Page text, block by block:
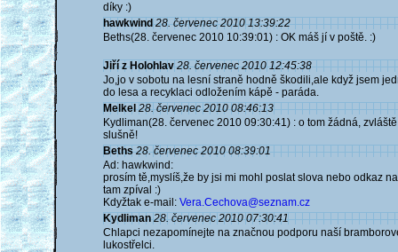
díky :)
hawkwind 28. červenec 2010 13:39:22
Beths(28. červenec 2010 10:39:01) : OK máš jí v poště. :)
Jiří z Holohlav 28. červenec 2010 12:45:38
Jo,jo v sobotu na lesní straně hodně škodili,ale když jsem
do lesa a recyklaci odložením kápě - paráda.
Melkel 28. červenec 2010 08:46:13
Kydliman(28. červenec 2010 09:30:41) : o tom žádná,
slušně!
Beths 28. červenec 2010 08:39:01
Ad: hawkwind:
prosím tě,myslíš,že by jsi mi mohl poslat slova nebo odkaz
tam zpíval :)
Kdyžtak e-mail: Vera.Cechova@seznam.cz
Kydliman 28. červenec 2010 07:30:41
Chlapci nezapomínejte na značnou podporu naší
lukostřelci.